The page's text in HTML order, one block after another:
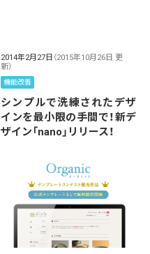
2014年2月27日 （2015年10月26日 更
新）
機能改善
シンプルで洗練されたデザ
インを最小限の手間で！新デ
ザイン「nano」リリース！